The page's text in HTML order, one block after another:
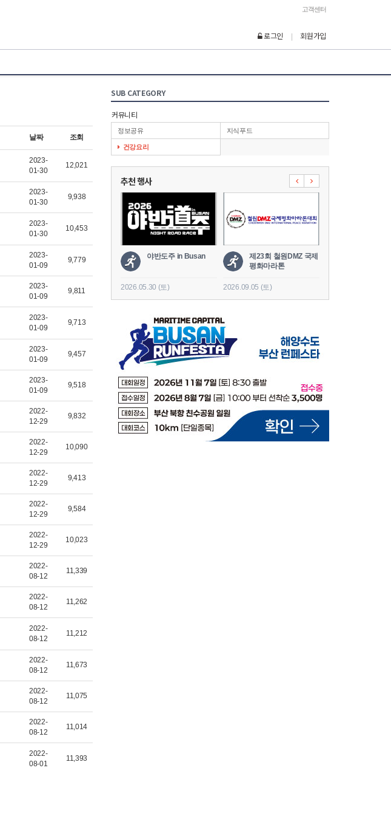
고객센터
로그인 회원가입
날짜 조회
2023-
01-30
12,021
2023-
01-30
9,938
2023-
01-30
10,453
2023-
01-09
9,779
2023-
01-09
9,811
2023-
01-09
9,713
2023-
01-09
9,457
2023-
01-09
9,518
2022-
12-29
9,832
2022-
12-29
10,090
2022-
12-29
9,413
2022-
12-29
9,584
2022-
12-29
10,023
2022-
08-12
11,339
2022-
08-12
11,262
2022-
08-12
11,212
2022-
08-12
11,673
2022-
08-12
11,075
2022-
08-12
11,014
2022-
08-01
11,393
SUB CATEGORY
커뮤니티
정보공유 지식푸드
건강요리
추천 행사
2026 양양 YRUN
2026.09.12 (토)
야반도주 in Busan
2026.05.30 (토)
제23회 철원DMZ 국제
평화마라톤
2026.09.05 (토)